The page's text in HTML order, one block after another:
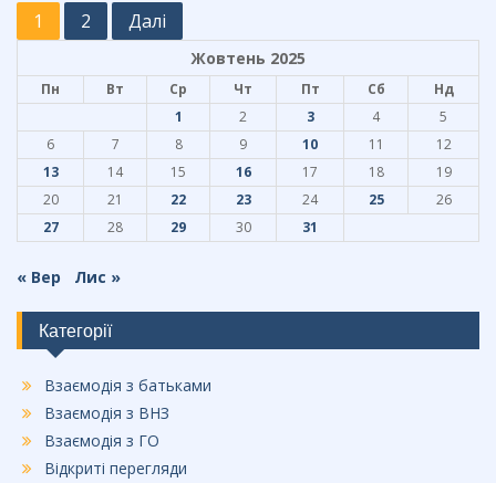
o
o
k
a
m
Навігація
записів
1 2 Далі
Жовтень 2025
Пн Вт Ср Чт Пт Сб
Нд
1
2 3 4
5
6
7 8 9 10 11
12
13
14 15 16 17 18
19
20
21 22 23 24 25
26
27
28 29 30 31
« Вер Лис »
Категорії
Взаємодія з батьками
Взаємодія з ВНЗ
Взаємодія з ГО
Відкриті перегляди